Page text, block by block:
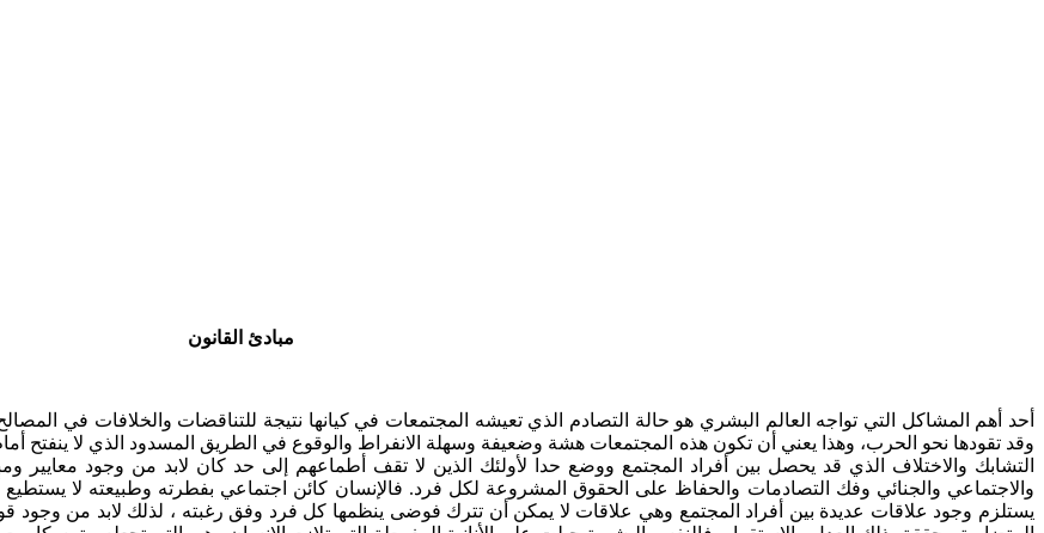
مبادئ القانون
أحد أهم المشاكل التي تواجه العالم البشري هو حالة التصادم الذي تعيشه المجتمعات في كيانها نتيجة للتناقضات والخلافات في
وقد تقودها نحو الحرب، وهذا يعني أن تكون هذه المجتمعات هشة وضعيفة وسهلة الانفراط والوقوع في الطريق المسدود الذي لا ينفتح
التشابك والاختلاف الذي قد يحصل بين أفراد المجتمع ووضع حدا لأولئك الذين لا تقف أطماعهم إلى حد كان لابد من وجود معايير
والاجتماعي والجنائي وفك التصادمات والحفاظ على الحقوق المشروعة لكل فرد. فالإنسان كائن اجتماعي بفطرته وطبيعته لا يستطيع
يستلزم وجود علاقات عديدة بين أفراد المجتمع وهي علاقات لا يمكن أن تترك فوضى ينظمها كل فرد وفق رغبته ، لذلك لابد من وجود